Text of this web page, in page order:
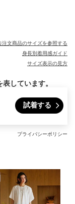
注文商品のサイズを参照する
身長別着用感ガイド
サイズ表示の見方
しています。
試着する
プライバシーポリシー